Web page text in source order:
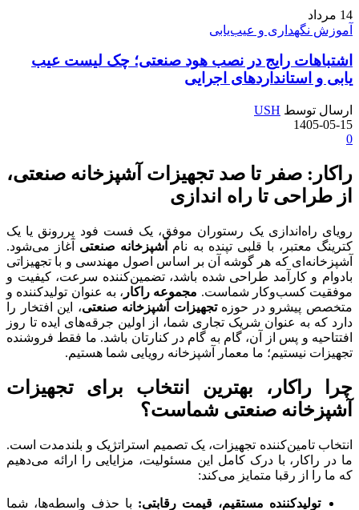
14 مرداد
آموزش نگهداری و عیب‌یابی
اشتباهات رایج در نصب هود صنعتی؛ چک لیست عیب
یابی و استانداردهای اجرایی
ارسال توسط USH
1405-05-15
0
راکار: صفر تا صد تجهیزات آشپزخانه صنعتی،
از طراحی تا راه اندازی
رویای راه‌اندازی یک رستوران موفق، یک فست فود پررونق یا یک
کترینگ معتبر، با قلبی تپنده به نام
آشپزخانه صنعتی آغاز می‌شود.
آشپزخانه‌ای که هر گوشه آن بر اساس اصول مهندسی و با تجهیزاتی
بادوام و کارآمد طراحی شده باشد، تضمین‌کننده سرعت، کیفیت و
موفقیت کسب‌وکار شماست. مجموعه راکار ، به عنوان تولیدکننده و
متخصص پیشرو در حوزهتجهیزات آشپزخانه صنعتی، این افتخار را
دارد که به عنوان شریک تجاری شما، از اولین جرقه‌های ایده تا روز
افتتاحیه و پس از آن، گام به گام در کنارتان باشد. ما فقط فروشنده
تجهیزات نیستیم؛ ما معمار آشپزخانه رویایی شما هستیم.
چرا راکار، بهترین انتخاب برای تجهیزات
آشپزخانه صنعتی شماست؟
انتخاب تامین‌کننده تجهیزات، یک تصمیم استراتژیک و بلندمدت است.
ما در راکار، با درک کامل این مسئولیت، مزایایی را ارائه می‌دهیم
که ما را از رقبا متمایز می‌کند:
تولیدکننده مستقیم، قیمت رقابتی: با حذف واسطه‌ها، شما